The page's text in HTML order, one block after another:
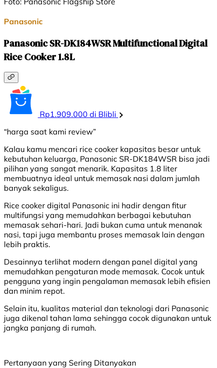
Panasonic
Panasonic SR-DK184WSR Multifunctional Digital
Rice Cooker 1.8L
Rp1.909.000 di Blibli
“harga saat kami review”
Kalau kamu mencari rice cooker kapasitas besar untuk
kebutuhan keluarga, Panasonic SR-DK184WSR bisa jadi
pilihan yang sangat menarik. Kapasitas 1.8 liter
membuatnya ideal untuk memasak nasi dalam jumlah
banyak sekaligus.
Rice cooker digital Panasonic ini hadir dengan fitur
multifungsi yang memudahkan berbagai kebutuhan
memasak sehari-hari. Jadi bukan cuma untuk menanak
nasi, tapi juga membantu proses memasak lain dengan
lebih praktis.
Desainnya terlihat modern dengan panel digital yang
memudahkan pengaturan mode memasak. Cocok untuk
pengguna yang ingin pengalaman memasak lebih efisien
dan minim repot.
Selain itu, kualitas material dan teknologi dari Panasonic
juga dikenal tahan lama sehingga cocok digunakan untuk
jangka panjang di rumah.
Pertanyaan yang Sering Ditanyakan